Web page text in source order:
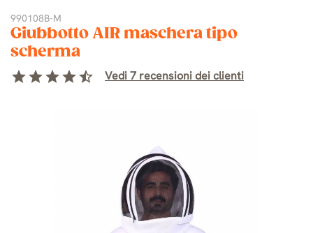
990108B-M
Giubbotto AIR maschera tipo
scherma
starstarstarstarstar_half Vedi 7 recensioni dei clienti